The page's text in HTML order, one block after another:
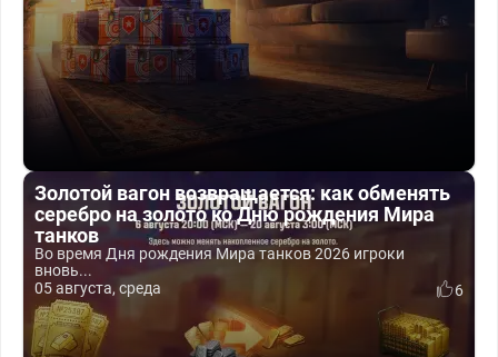
Золотой вагон возвращается: как обменять
серебро на золото ко Дню рождения Мира
танков
Во время Дня рождения Мира танков 2026 игроки
вновь...
05 августа, среда
6